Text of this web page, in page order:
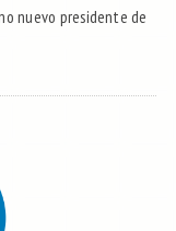
nuevo presidente de